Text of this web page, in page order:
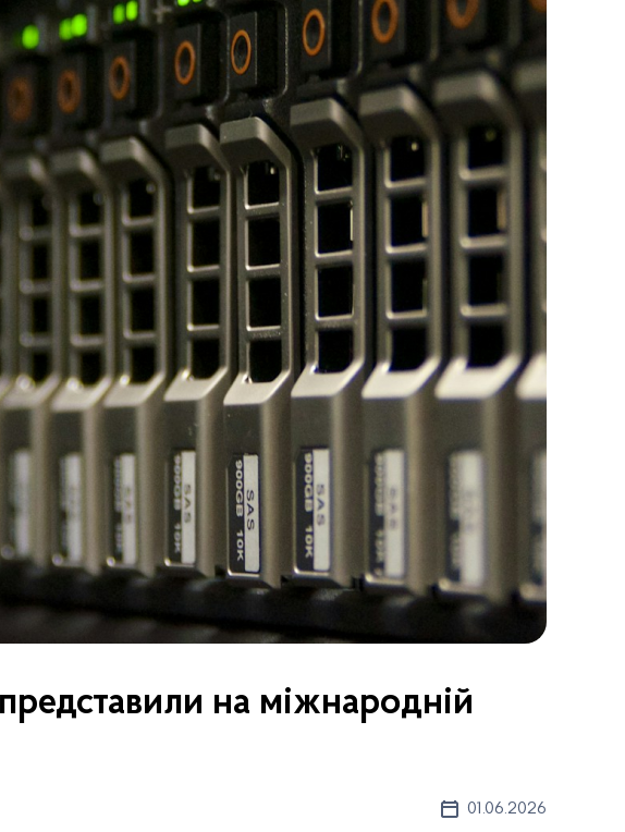
на міжнародній
01.06.2026